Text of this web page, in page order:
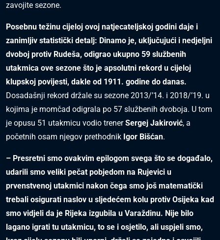
zavojite sezone.
Posebnu težinu cijeloj ovoj natjecateljskoj godini daje i
zanimljiv statistički detalj: Dinamo je, uključujući i nedjeljni
dvoboj protiv Rudeša, odigrao ukupno 59 službenih
utakmica ove sezone što je apsolutni rekord u cijeloj
klupskoj povijesti, dakle od 1911. godine do danas.
Dosadašnji rekord držale su sezone 2013/’14. i 2018/’19. u
kojima je momčad odigrala po 57 službenih dvoboja. U tom
je opusu 51 utakmicu vodio trenerSergej Jakirović, a
početnih osam njegov prethodnik Igor Bišćan.
– Presretni smo ovakvim epilogom svega što se događalo,
udarili smo veliki pečat pobjedom na Rujevici u
prvenstvenoj utakmici nakon čega smo još matematički
trebali osigurati naslov u sljedećem kolu protiv Osijeka kad
smo vidjeli da je Rijeka izgubila u Varaždinu. Nije bilo
lagano igrati tu utakmicu, to se i osjetilo, ali uspjeli smo,